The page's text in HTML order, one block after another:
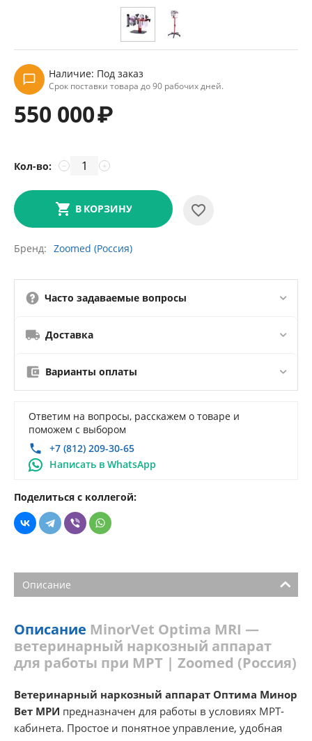
Наличие: Под заказ
Срок поставки товара до 90 рабочих дней.
550 000₽
Кол-во: +
−
В КОРЗИНУ
Бренд Zoomed (Россия)
Часто задаваемые вопросы
Доставка
Варианты оплаты
Ответим на вопросы, расскажем о товаре и
поможем с выбором
+7 (812) 209-30-65
Написать в WhatsApp
Поделиться с коллегой:
Описание
Описание MinorVet Optima MRI —
ветеринарный наркозный аппарат
для работы при МРТ | Zoomed (Россия)
Ветеринарный наркозный аппарат Оптима Минор
Вет МРИ предназначен для работы в условиях МРТ-
кабинета. Простое и понятное управление, удобная